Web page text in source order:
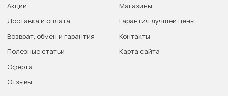
Акции
Доставка и оплата
Возврат, обмен и гарантия
Полезные статьи
Оферта
Отзывы
Магазины
Гарантия лучшей цены
Контакты
Карта сайта